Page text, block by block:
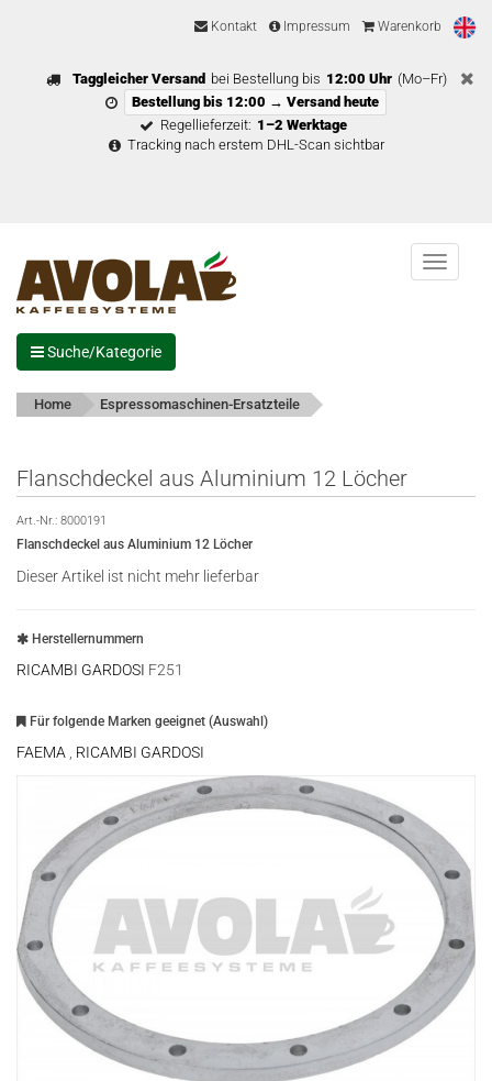
Kontakt Impressum Warenkorb
Taggleicher Versand bei Bestellung bis 12:00 Uhr (Mo–Fr)
Bestellung bis 12:00 → Versand heute
Regellieferzeit: 1–2 Werktage
Tracking nach erstem DHL-Scan sichtbar
Menu
Suche/Kategorie
Home Espressomaschinen-Ersatzteile
Flanschdeckel aus Aluminium 12 Löcher
Art.-Nr.: 8000191
Flanschdeckel aus Aluminium 12 Löcher
Dieser Artikel ist nicht mehr lieferbar
Herstellernummern
RICAMBI GARDOSI F251
Für folgende Marken geeignet (Auswahl)
FAEMA RICAMBI GARDOSI